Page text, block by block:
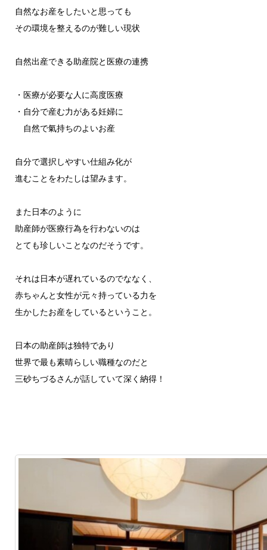
自然なお産をしたいと思っても
その環境を整えるのが難しい現状
自然出産できる助産院と医療の連携
・医療が必要な人に高度医療
・自分で産む力がある妊婦に
自然で氣持ちのよいお産
自分で選択しやすい仕組み化が
進むことをわたしは望みます。
また日本のように
助産師が医療行為を行わないのは
とても珍しいことなのだそうです。
それは日本が遅れているのでななく、
赤ちゃんと女性が元々持っている力を
生かしたお産をしているということ。
日本の助産師は独特であり
世界で最も素晴らしい職種なのだと
三砂ちづるさんが話していて深く納得！